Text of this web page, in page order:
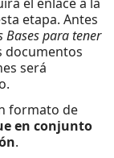
el enlace a la
etapa. Antes
Bases para tener
documentos
será
formato de
en conjunto
.